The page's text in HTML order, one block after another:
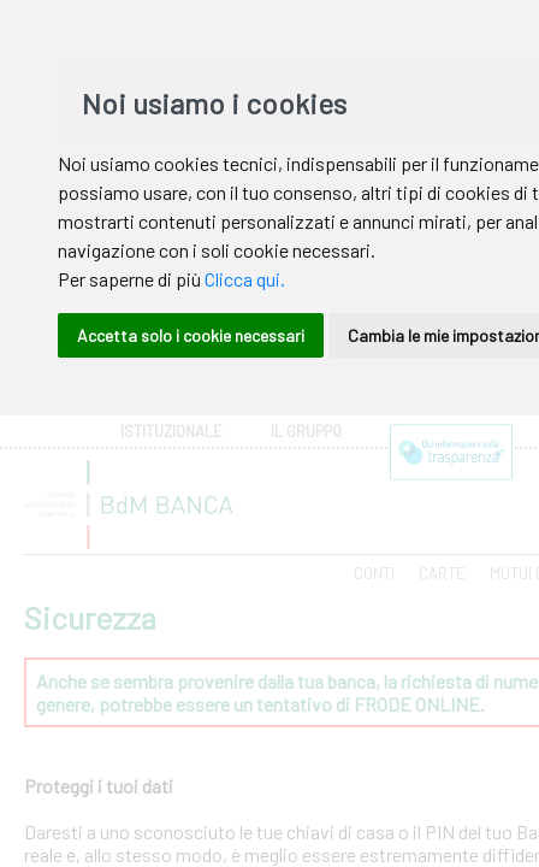
ISTITUZIONALE IL GRUPPO
CONTI CARTE MUTUI
Sicurezza
Anche se sembra provenire dalla tua banca, la richiesta di
genere, potrebbe essere un tentativo di FRODE ONLINE.
Proteggi i tuoi dati
Daresti a uno sconosciuto le tue chiavi di casa o il PIN del tuo
reale e, allo stesso modo, è meglio essere estremamente